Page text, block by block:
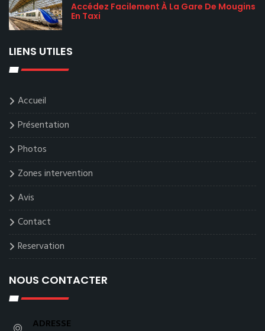
Accédez Facilement À La Gare De Mougins
En Taxi
LIENS UTILES
Accueil
Présentation
Photos
Zones intervention
Avis
Contact
Reservation
NOUS CONTACTER
ADRESSE